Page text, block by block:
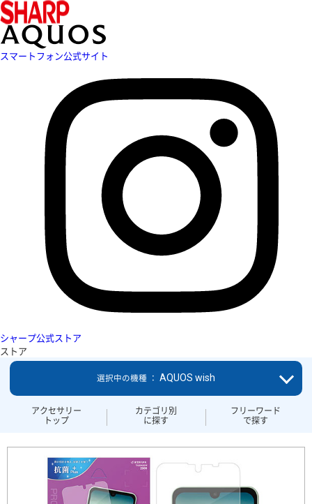
スマートフォン公式サイト
シャープ公式ストア
ストア
アクセサリー
トップ
カテゴリ別
に探す
フリーワード
で探す
選択中の機種 ： AQUOS wish